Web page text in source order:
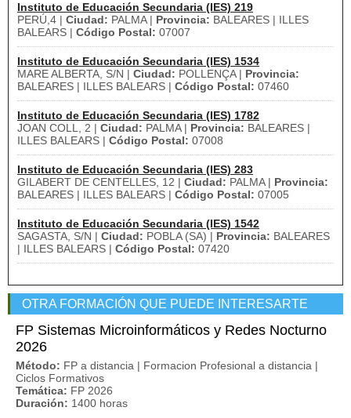
Instituto de Educación Secundaria (IES) 219
PERÚ,4 | Ciudad: PALMA | Provincia: BALEARES | ILLES
BALEARS | Código Postal: 07007
Instituto de Educación Secundaria (IES) 1534
MARE ALBERTA, S/N | Ciudad: POLLENÇA | Provincia:
BALEARES | ILLES BALEARS | Código Postal: 07460
Instituto de Educación Secundaria (IES) 1782
JOAN COLL, 2 | Ciudad: PALMA | Provincia: BALEARES |
ILLES BALEARS | Código Postal: 07008
Instituto de Educación Secundaria (IES) 283
GILABERT DE CENTELLES, 12 | Ciudad: PALMA | Provincia:
BALEARES | ILLES BALEARS | Código Postal: 07005
Instituto de Educación Secundaria (IES) 1542
SAGASTA, S/N | Ciudad: POBLA (SA) | Provincia: BALEARES
| ILLES BALEARS | Código Postal: 07420
OTRA FORMACIÓN QUE PUEDE INTERESARTE
FP Sistemas Microinformáticos y Redes Nocturno
2026
Método: FP a distancia | Formacion Profesional a distancia |
Ciclos Formativos
Temática: FP 2026
Duración: 1400 horas